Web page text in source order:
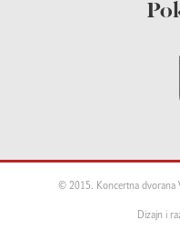
© 2015. Koncertna dvorana
Dizajn i